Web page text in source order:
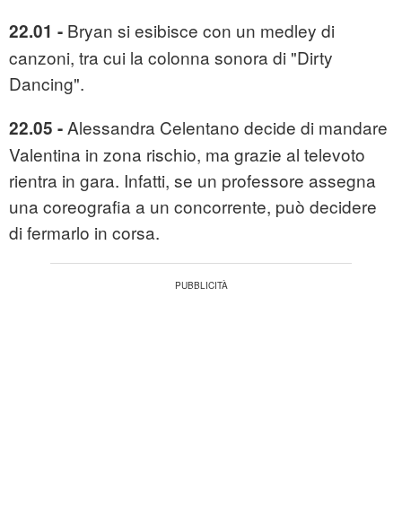
22.01 - Bryan si esibisce con un medley di
canzoni, tra cui la colonna sonora di "Dirty
Dancing".
22.05 -Alessandra Celentano decide di mandare
Valentina in zona rischio, ma grazie al televoto
rientra in gara. Infatti, se un professore assegna
una coreografia a un concorrente, può decidere
di fermarlo in corsa.